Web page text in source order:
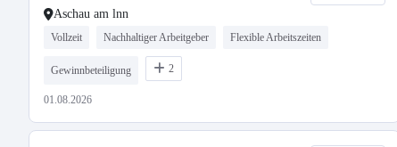
Aschau am lnn
Vollzeit Nachhaltiger Arbeitgeber Flexible Arbeitszeiten
Gewinnbeteiligung 2
01.08.2026